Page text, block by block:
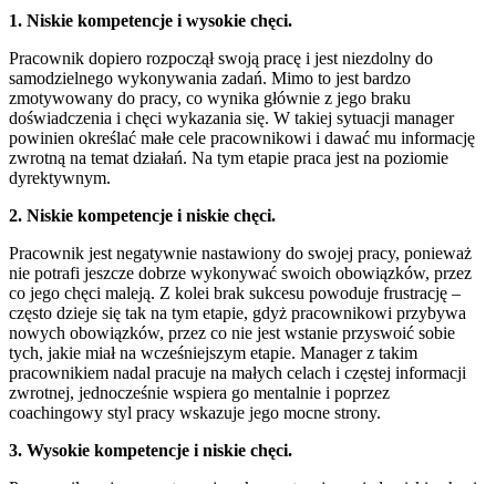
1. Niskie kompetencje i wysokie chęci.
Pracownik dopiero rozpoczął swoją pracę i jest niezdolny do
samodzielnego wykonywania zadań. Mimo to jest bardzo
zmotywowany do pracy, co wynika głównie z jego braku
doświadczenia i chęci wykazania się. W takiej sytuacji manager
powinien określać małe cele pracownikowi i dawać mu informację
zwrotną na temat działań. Na tym etapie praca jest na poziomie
dyrektywnym.
2. Niskie kompetencje i niskie chęci.
Pracownik jest negatywnie nastawiony do swojej pracy, ponieważ
nie potrafi jeszcze dobrze wykonywać swoich obowiązków, przez
co jego chęci maleją. Z kolei brak sukcesu powoduje frustrację –
często dzieje się tak na tym etapie, gdyż pracownikowi przybywa
nowych obowiązków, przez co nie jest wstanie przyswoić sobie
tych, jakie miał na wcześniejszym etapie. Manager z takim
pracownikiem nadal pracuje na małych celach i częstej informacji
zwrotnej, jednocześnie wspiera go mentalnie i poprzez
coachingowy styl pracy wskazuje jego mocne strony.
3. Wysokie kompetencje i niskie chęci.